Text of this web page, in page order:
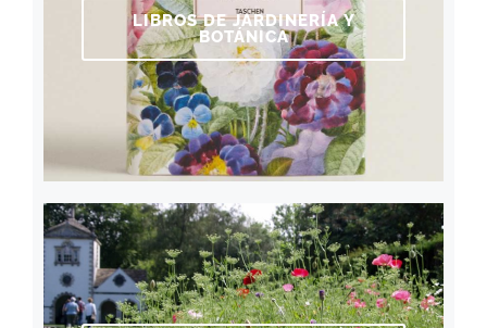
LIBROS DE JARDINERÍA Y
BOTÁNICA